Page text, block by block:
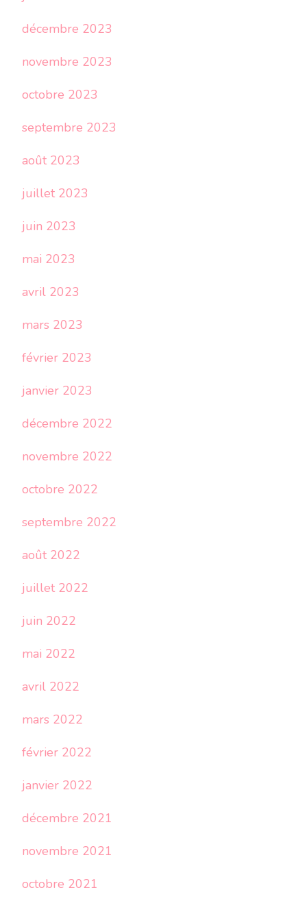
décembre 2023
novembre 2023
octobre 2023
septembre 2023
août 2023
juillet 2023
juin 2023
mai 2023
avril 2023
mars 2023
février 2023
janvier 2023
décembre 2022
novembre 2022
octobre 2022
septembre 2022
août 2022
juillet 2022
juin 2022
mai 2022
avril 2022
mars 2022
février 2022
janvier 2022
décembre 2021
novembre 2021
octobre 2021